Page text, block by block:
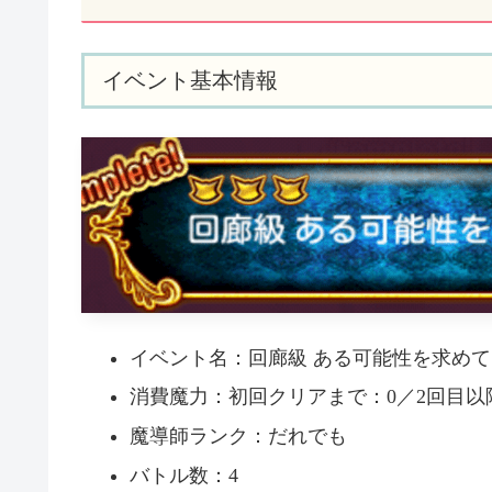
イベント基本情報
イベント名：回廊級 ある可能性を求めて
消費魔力：初回クリアまで：0／2回目以
魔導師ランク：だれでも
バトル数：4